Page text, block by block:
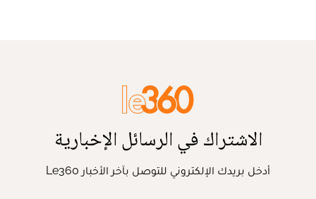
الاشتراك في الرسائل الإخبارية
أدخل بريدك الإلكتروني للتوصل بآخر الأخبار Le360